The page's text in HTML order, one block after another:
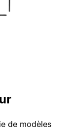
de modèles